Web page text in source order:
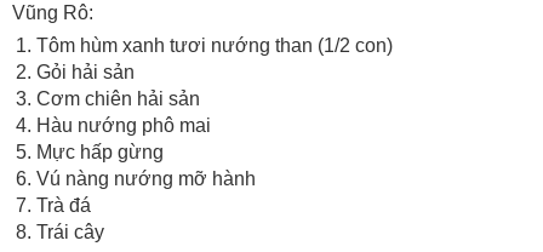
Vũng Rô:
Tôm hùm xanh tươi nướng than (1/2 con)
Gỏi hải sản
Cơm chiên hải sản
Hàu nướng phô mai
Mực hấp gừng
Vú nàng nướng mỡ hành
Trà đá
Trái cây